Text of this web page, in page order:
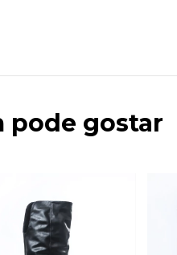
pode gostar